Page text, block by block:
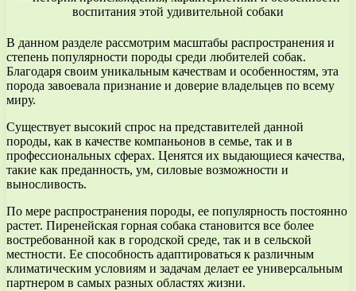
В данном разделе рассмотрим масштабы распространения и
степень популярности породы среди любителей собак.
Благодаря своим уникальным качествам и особенностям, эта
порода завоевала признание и доверие владельцев по всему
миру.
Существует высокий спрос на представителей данной
породы, как в качестве компаньонов в семье, так и в
профессиональных сферах. Ценятся их выдающиеся качества,
такие как преданность, ум, силовые возможности и
выносливость.
По мере распространения породы, ее популярность постоянно
растет. Пиренейская горная собака становится все более
востребованной как в городской среде, так и в сельской
местности. Ее способность адаптироваться к различным
климатическим условиям и задачам делает ее универсальным
партнером в самых разных областях жизни.